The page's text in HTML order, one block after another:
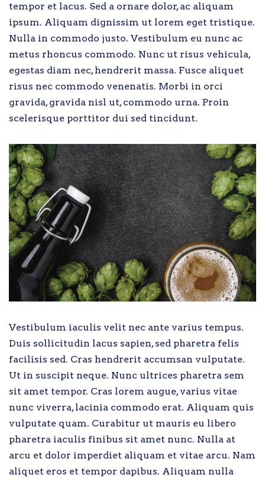
tempor et lacus. Sed a ornare dolor, ac aliquam
ipsum. Aliquam dignissim ut lorem eget tristique.
Nulla in commodo justo. Vestibulum eu nunc ac
metus rhoncus commodo. Nunc ut risus vehicula,
egestas diam nec, hendrerit massa. Fusce aliquet
risus nec commodo venenatis. Morbi in orci
gravida, gravida nisl ut, commodo urna. Proin
scelerisque porttitor dui sed tincidunt.
Vestibulum iaculis velit nec ante varius tempus.
Duis sollicitudin lacus sapien, sed pharetra felis
facilisis sed. Cras hendrerit accumsan vulputate.
Ut in suscipit neque. Nunc ultrices pharetra sem
sit amet tempor. Cras lorem augue, varius vitae
nunc viverra, lacinia commodo erat. Aliquam quis
vulputate quam. Curabitur ut mauris eu libero
pharetra iaculis finibus sit amet nunc. Nulla at
arcu et dolor imperdiet aliquam et vitae arcu. Nam
aliquet eros et tempor dapibus. Aliquam nulla